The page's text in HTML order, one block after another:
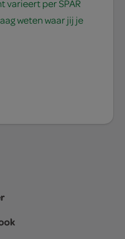
varieert per SPAR
weten waar jij je